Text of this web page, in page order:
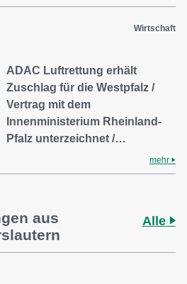
Wirtschaft
ADAC Luftrettung erhält
Zuschlag für die Westpfalz /
Vertrag mit dem
Innenministerium Rheinland-
Pfalz unterzeichnet /…
mehr
aus
Alle